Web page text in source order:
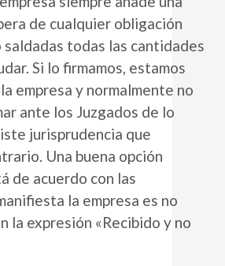
de cualquier obligación
todas las cantidades
Si lo firmamos, estamos
empresa y normalmente no
ante los Juzgados de lo
jurisprudencia que
Una buena opción
de acuerdo con las
la empresa es no
la expresión «Recibido y no